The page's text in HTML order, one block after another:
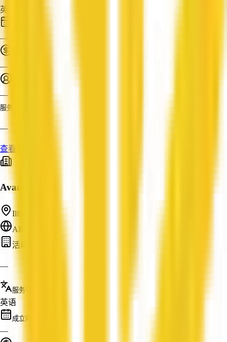
英语
—
—
—
服务
—
查看资料
Avant Events
Ilford, NSW
ABN: —
活动策划
—
服务语言
英语
成立时间
—